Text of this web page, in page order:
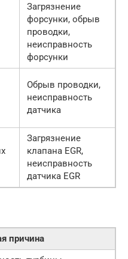
Загрязнение
форсунки, обрыв
проводки,
неисправность
форсунки
Обрыв проводки,
неисправность
датчика
Загрязнение
клапана EGR,
неисправность
датчика EGR
причина